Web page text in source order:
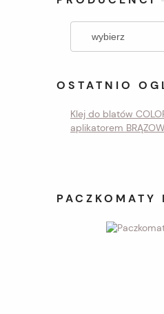
OSTATNIO
Klej do blatów
aplikatorem
PACZKOMATY